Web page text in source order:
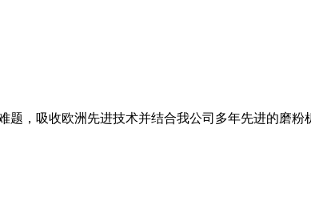
，吸收欧洲先进技术并结合我公司多年先进的磨